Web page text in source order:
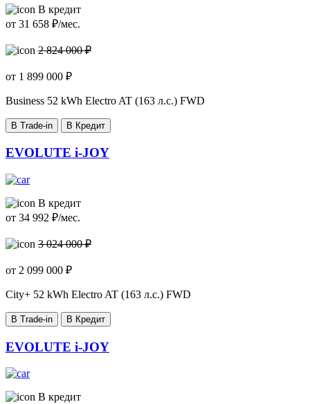
В кредит
от 31 658 ₽/мес.
2 824 000 ₽
от 1 899 000 ₽
Business 52 kWh Electro AT (163 л.с.) FWD
В Trade-in В Кредит
EVOLUTE i-JOY
В кредит
от 34 992 ₽/мес.
3 024 000 ₽
от 2 099 000 ₽
City+ 52 kWh Electro AT (163 л.с.) FWD
В Trade-in В Кредит
EVOLUTE i-JOY
В кредит